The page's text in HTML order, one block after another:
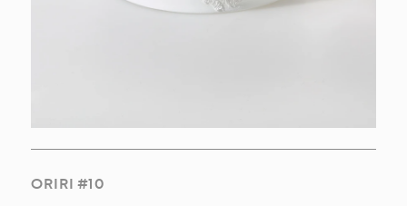
INSPIRAÇÕES
ORIRI #10